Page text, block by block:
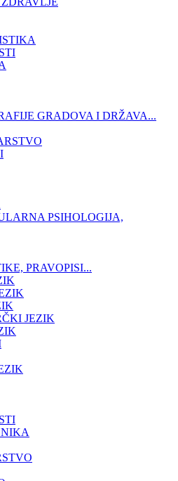
GRADOVA I DRŽAVA...
PSIHOLOGIJA,
PRAVOPISI...
JEZIK